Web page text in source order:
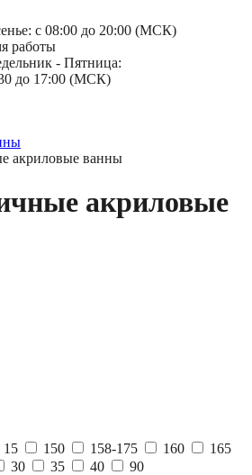
с 08:00 до 20:00 (МСК)
работы
- Пятница:
до 17:00 (МСК)
акриловые ванны
акриловые
15 150 158-175 160
165
30 35 40
90